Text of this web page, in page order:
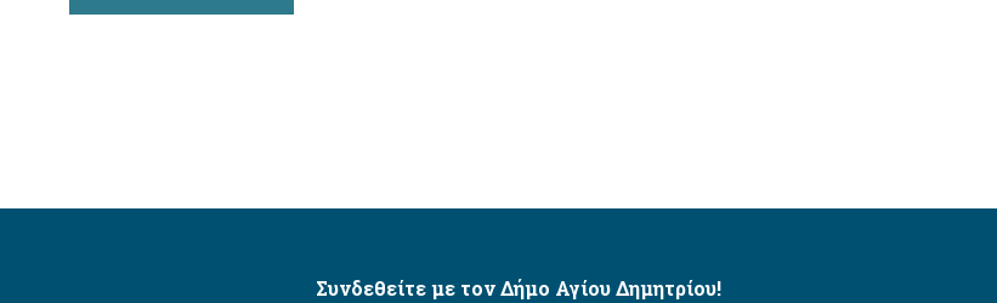
Συνδεθείτε με τον Δήμο Αγίου Δημητρίου!